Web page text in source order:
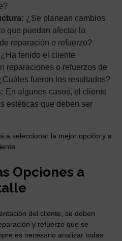
¿Se planean cambios
que puedan afectar la
reparación o refuerzo?
¿Ha tenido el cliente
reparaciones o refuerzos de
fueron los resultados?
En algunos casos, el cliente
estéticas que deben ser
a seleccionar la mejor opción y a
Opciones a
del cliente, se deben
y refuerzo que se
es necesario analizar todas